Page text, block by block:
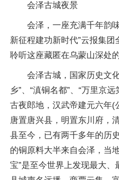
会泽古城夜景
会泽，一座充满千年韵
新征程建功新时代”云报集团
聆听这座藏匿在乌蒙山深处
会泽古城，国家历史文
乡”、“滇铜名都”、“万里京
古夜郎地，汉武帝建元六年(
唐置唐兴县，明置东川府，
县至今，已有两千多年的历
的铜原料大半来自会泽，当
宝”是至今世界上发现最大